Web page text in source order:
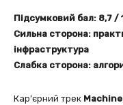
Підсумковий бал: 8,7 /
Сильна сторона:
інфраструктура
Слабка сторона:
Кар’єрний трек